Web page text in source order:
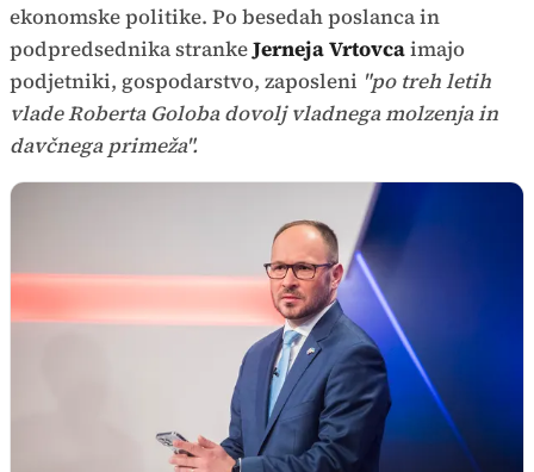
ekonomske politike. Po besedah poslanca in
podpredsednika strankeJerneja Vrtovcaimajo
podjetniki, gospodarstvo, zaposleni "po treh letih
vlade Roberta Goloba dovolj vladnega molzenja in
davčnega primeža".